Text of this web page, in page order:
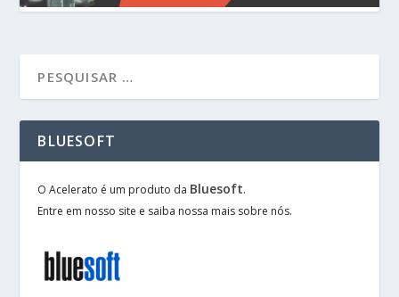
BLUESOFT
O Acelerato é um produto da Bluesoft.
Entre em nosso site e saiba nossa mais sobre nós.